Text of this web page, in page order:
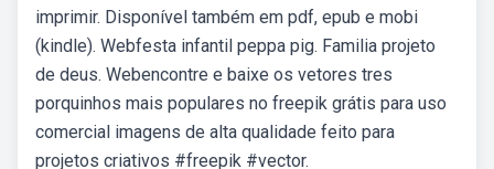
imprimir. Disponível também em pdf, epub e mobi
(kindle). Webfesta infantil peppa pig. Familia projeto
de deus. Webencontre e baixe os vetores tres
porquinhos mais populares no freepik grátis para uso
comercial imagens de alta qualidade feito para
projetos criativos #freepik #vector.